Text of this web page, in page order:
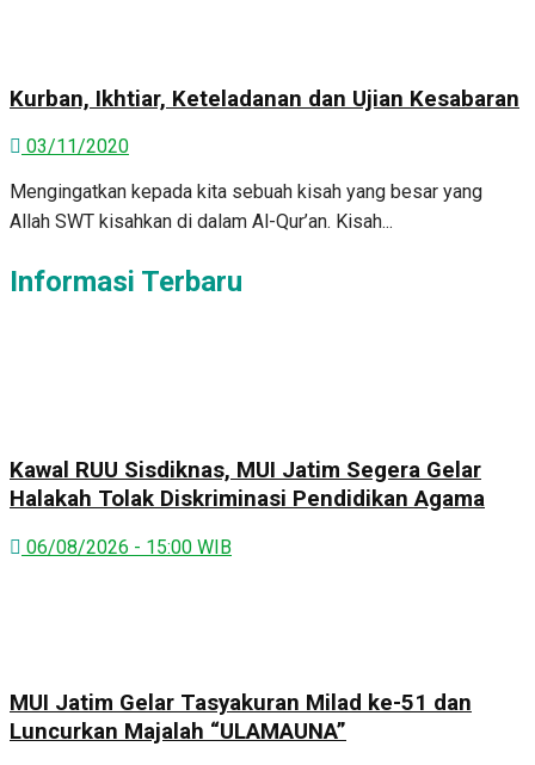
Kurban, Ikhtiar, Keteladanan dan Ujian Kesabaran
03/11/2020
Mengingatkan kepada kita sebuah kisah yang besar yang
Allah SWT kisahkan di dalam Al-Qur’an. Kisah...
Informasi Terbaru
Kawal RUU Sisdiknas, MUI Jatim Segera Gelar
Halakah Tolak Diskriminasi Pendidikan Agama
06/08/2026 - 15:00 WIB
MUI Jatim Gelar Tasyakuran Milad ke-51 dan
Luncurkan Majalah “ULAMAUNA”